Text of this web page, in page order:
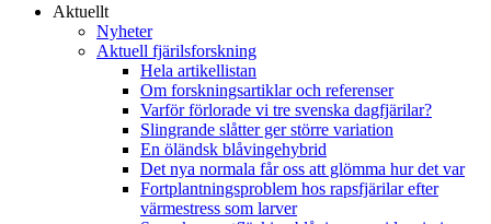
Aktuellt
Nyheter
Aktuell fjärilsforskning
Hela artikellistan
Om forskningsartiklar och referenser
Varför förlorade vi tre svenska dagfjärilar?
Slingrande slåtter ger större variation
En öländsk blåvingehybrid
Det nya normala får oss att glömma hur det var
Fortplantningsproblem hos rapsfjärilar efter
värmestress som larver